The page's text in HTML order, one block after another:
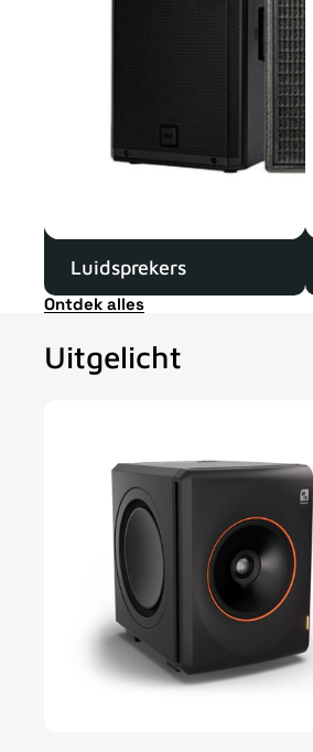
Luidsprekers
Ontdek alles
Uitgelicht